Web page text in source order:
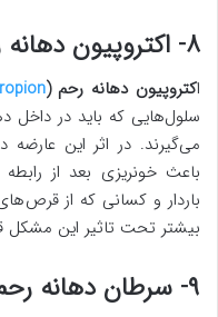
۸- اکتروپیون دهانه رحم
اکتروپیون دهانه رحم (
سلول‌هایی که باید در داخل
می‌گیرند. در اثر این
باعث خونریزی بعد از
باردار و کسانی که از
بیشتر تحت تاثیر این مشکل
۹- سرطان دهانه رحم